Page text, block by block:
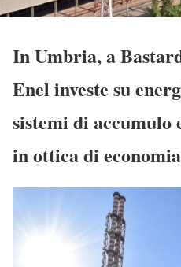
In Umbria, a
Enel investe su e
sistemi di
in ottica di